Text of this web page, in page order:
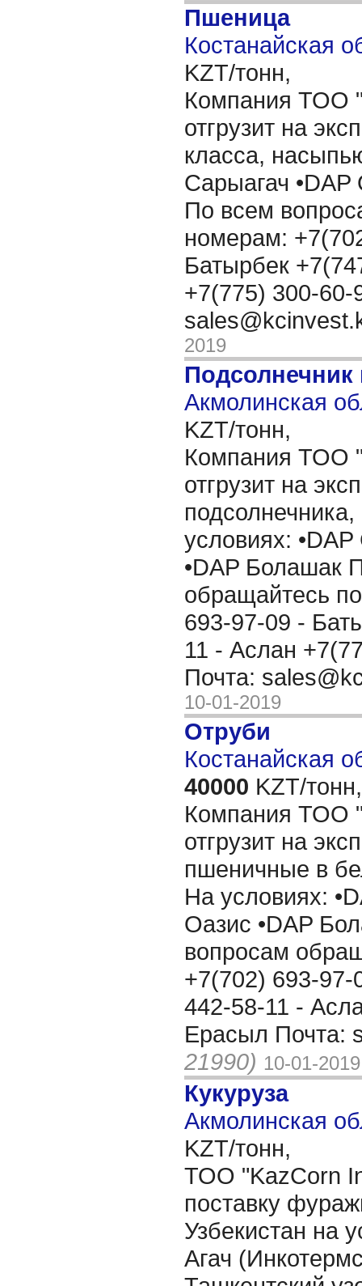
Пшеница
Костанайская
KZT/тонн,
Компания ТОО
отгрузит на
класса,
Сарыагач
По всем
номерам:
Батырбек
+7(775) 300-
2019
Акмолинская
KZT/тонн,
Компания ТОО
отгрузит на
условиях:
•DAP Болашак
обращайтесь
693-97-09 -
11 - Аслан
Почта:
10-01-2019
Отруби
Костанайская
40000 KZT/тонн,
Компания ТОО
отгрузит на
пшеничные в
На условиях:
Оазис •DAP
вопросам
+7(702) 693-
442-58-11 -
Ерасыл Почта:
21990) 10-01-2019
Кукуруза
Акмолинская
KZT/тонн,
ТОО "KazCorn
поставку
Узбекистан на
Агач